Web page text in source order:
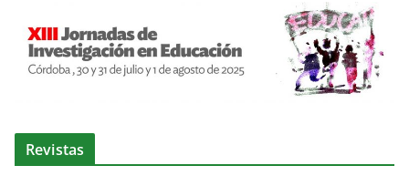
Revistas